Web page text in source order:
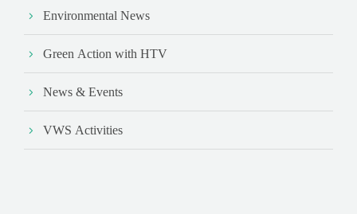
Environmental News
Green Action with HTV
News & Events
VWS Activities